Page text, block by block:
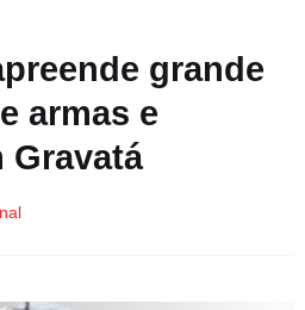
grande
armas e
Gravatá